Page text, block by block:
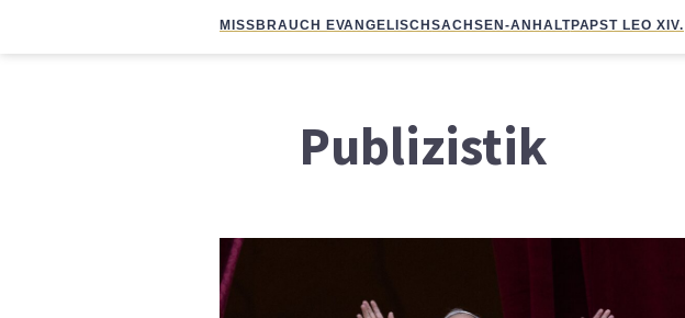
MISSBRAUCH EVANGELISCHSACHSEN-ANHALTPAPST LEO XIV.
Publizistik